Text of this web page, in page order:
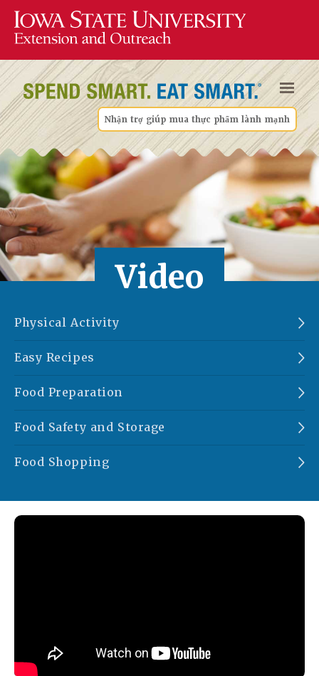
Nhận trợ giúp mua thực phẩm lành mạnh
Video
Physical Activity
Easy Recipes
Food Preparation
Food Safety and Storage
Food Shopping